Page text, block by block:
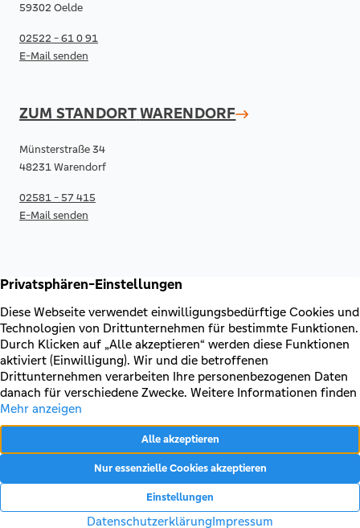
59302 Oelde
02522 - 61 0 91
E-Mail senden
ZUM STANDORTWARENDORF
Münsterstraße 34
48231 Warendorf
02581 - 57 415
E-Mail senden
RECHTLICHES & KONTAKT
Kontakt
AGB & Sonderbedingungen
Erklärung zur Barrierefreiheit
Impressum
Datenschutz
VERTRAG WIDERRUFEN